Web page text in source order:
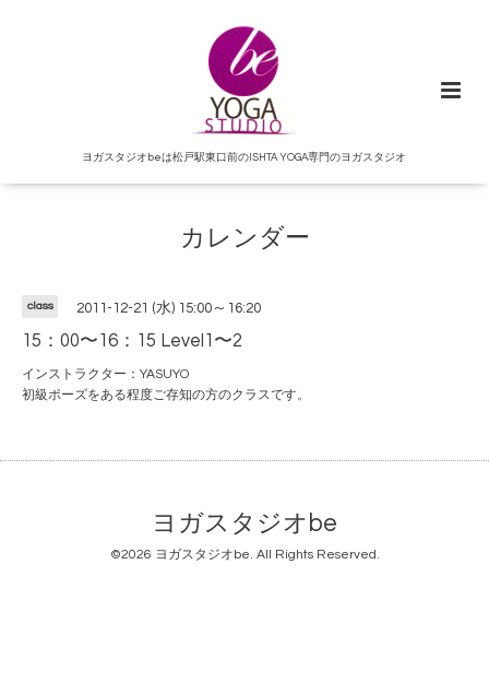
ヨガスタジオbeは松戸駅東口前のISHTA YOGA専門のヨガスタジオ
カレンダー
class 2011-12-21 (水) 15:00～16:20
15：00〜16：15 Level1〜2
インストラクター：YASUYO
初級ポーズをある程度ご存知の方のクラスです。
ヨガスタジオbe
©2026 ヨガスタジオbe. All Rights Reserved.